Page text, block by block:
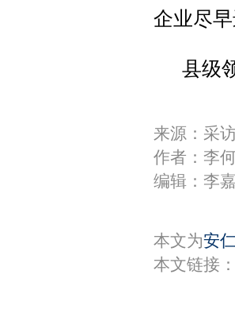
企业尽
县级
来源：采
作者：李
编辑：李
本文为安
本文链接：